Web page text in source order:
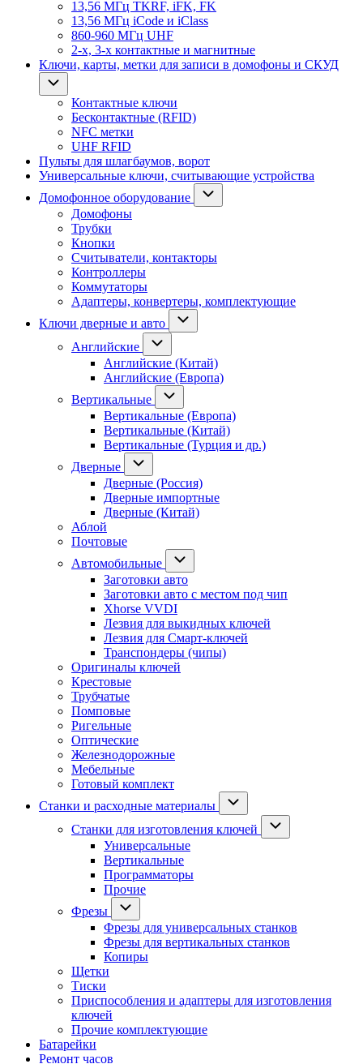
13,56 МГц TKRF, iFK, FK
13,56 МГц iCode и iClass
860-960 МГц UHF
2-х, 3-х контактные и магнитные
Ключи, карты, метки для записи в домофоны и СКУД
Контактные ключи
Бесконтактные (RFID)
NFC метки
UHF RFID
Пульты для шлагбаумов, ворот
Универсальные ключи, считывающие устройства
Домофонное оборудование
Домофоны
Трубки
Кнопки
Считыватели, контакторы
Контроллеры
Коммутаторы
Адаптеры, конвертеры, комплектующие
Ключи дверные и авто
Английские
Английские (Китай)
Английские (Европа)
Вертикальные
Вертикальные (Европа)
Вертикальные (Китай)
Вертикальные (Турция и др.)
Дверные
Дверные (Россия)
Дверные импортные
Дверные (Китай)
Аблой
Почтовые
Автомобильные
Заготовки авто
Заготовки авто с местом под чип
Xhorse VVDI
Лезвия для выкидных ключей
Лезвия для Смарт-ключей
Транспондеры (чипы)
Оригиналы ключей
Крестовые
Трубчатые
Помповые
Ригельные
Оптические
Железнодорожные
Мебельные
Готовый комплект
Станки и расходные материалы
Станки для изготовления ключей
Универсальные
Вертикальные
Программаторы
Прочие
Фрезы
Фрезы для универсальных станков
Фрезы для вертикальных станков
Копиры
Щетки
Тиски
Приспособления и адаптеры для изготовления
ключей
Прочие комплектующие
Батарейки
Ремонт часов